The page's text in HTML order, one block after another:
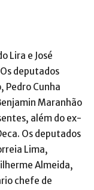
Lira e José
deputados
Pedro Cunha
Maranhão
além do ex-
Os deputados
Lima,
Almeida,
chefe de